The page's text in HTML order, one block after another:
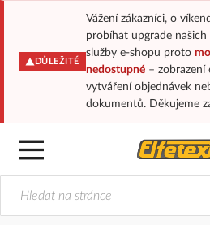
DŮLEŽITÉ
Vážení zákazníci, o
probíhat upgrade
služby e-shopu proto
nedostupné– zobrazení
vytváření objednávek
dokumentů. Děkujeme